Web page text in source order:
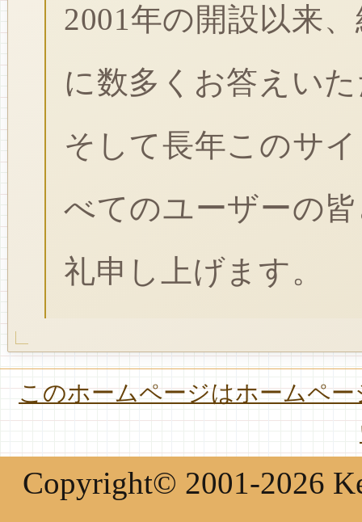
2001年の開設以来
に数多くお答えい
そして長年このサ
べてのユーザーの
礼申し上げます。
このホームページはホームペ
Copyright© 2001-2026